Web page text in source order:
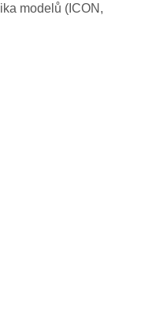
modelů (ICON,